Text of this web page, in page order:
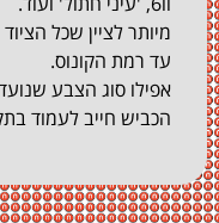
לציין שכל הציוד הזה
הקונוס.
סוג הצבע שנועד לסמן
חייב לעמוד בתקן ספציפי.